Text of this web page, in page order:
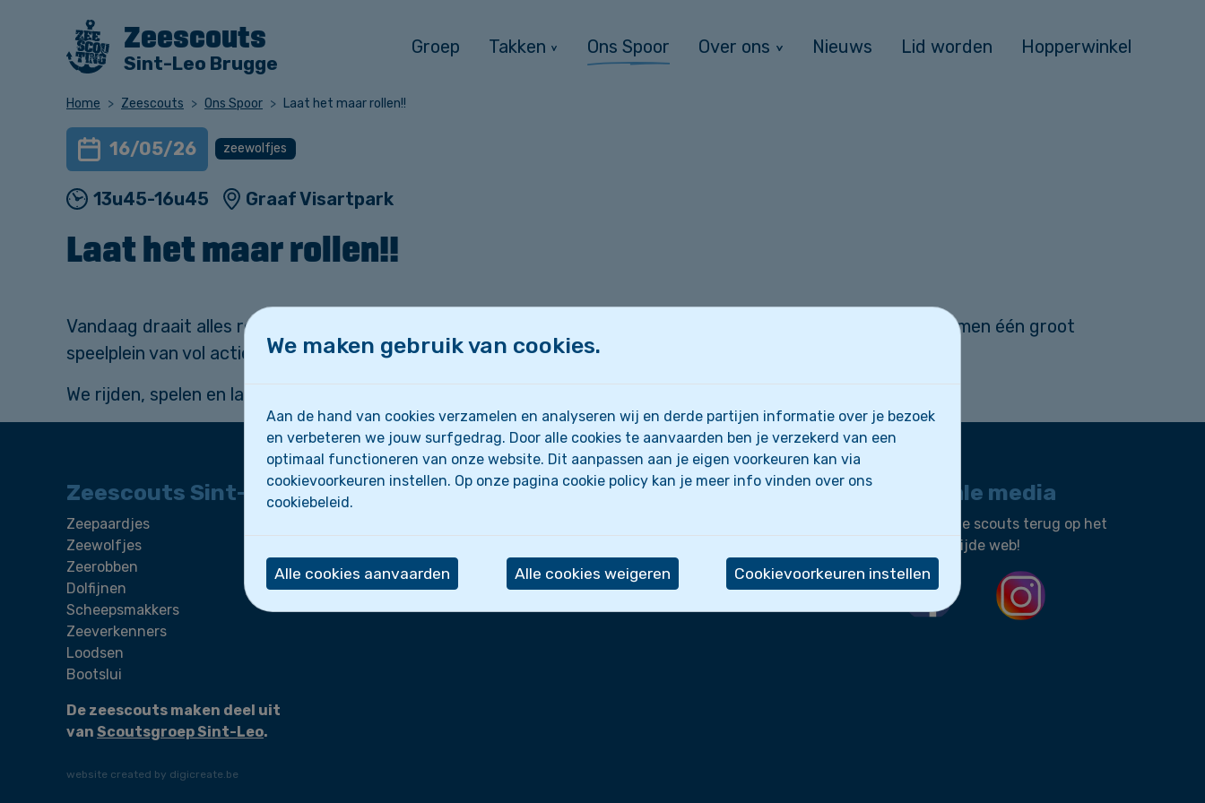
Zeescouts
Sint-Leo Brugge
Groep Takken Ons Spoor Over ons Nieuws Lid worden Hopperwinkel
Home Zeescouts Ons Spoor Laat het maar rollen!!
16/05/26 zeewolfjes
13u45-16u45 Graaf Visartpark
Laat het maar rollen!!
Vandaag draait alles rond snelheid, balans en vooral plezier. Neem je favoriete wieltjes mee en we maken er samen één groot
speelplein van vol actie en spelletjes.
We rijden, spelen en lachen tot het plein helemaal vol energie staat. Klaar? Dan is het tijd om te rollen!
Zeescouts Sint-Leo
Zeepaardjes
Zeewolfjes
Zeerobben
Dolfijnen
Scheepsmakkers
Zeeverkenners
Loodsen
Bootslui
De zeescouts maken deel uit
van Scoutsgroep Sint-Leo.
Wettelijk
Cookie-instellingen
Sociale media
Vind onze scouts terug op het
wereldwijde web!
website created by digicreate.be
We maken gebruik van cookies.
Aan de hand van cookies verzamelen en analyseren wij en derde partijen informatie over je bezoek
en verbeteren we jouw surfgedrag. Door alle cookies te aanvaarden ben je verzekerd van een
optimaal functioneren van onze website. Dit aanpassen aan je eigen voorkeuren kan via
cookievoorkeuren instellen. Op onze pagina cookie policy kan je meer info vinden over ons
cookiebeleid.
Alle cookies aanvaarden Alle cookies weigeren Cookievoorkeuren instellen